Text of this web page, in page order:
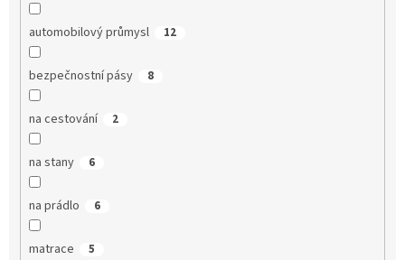
automobilový průmysl 12
bezpečnostní pásy 8
na cestování 2
na stany 6
na prádlo 6
matrace 5